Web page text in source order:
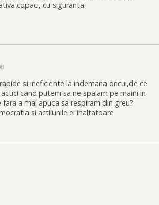
copaci, cu siguranta.
si ineficiente la indemana oricui,de ce
cand putem sa ne spalam pe maini in
fara a mai apuca sa respiram din greu?
si actiiunile ei inaltatoare